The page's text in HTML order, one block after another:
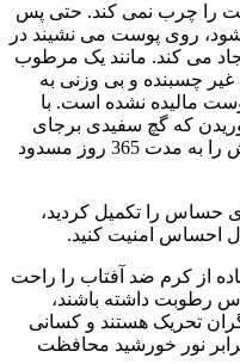
را چرب نمی کند. حتی پس
شود، روی پوست می نشیند در
می کند. مانند یک مرطوب
چسبنده و بی وزنی به
مالیده نشده است. با
که گچ سفیدی برجای
نمی‌گذارد، می‌توانید اشعه ماوراء بنفش را به مدت 365 روز مسدود
حساس را تکمیل کردید،
احساس امنیت کنید.
از کرم ضد آفتاب را راحت
رطوبت داشته باشند،
تحریک هستند و کسانی
24 ساعت در برابر نور خورشید محافظت